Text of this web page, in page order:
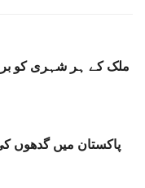
ملک کے ہر شہری کو
پاکستان میں گدھوں